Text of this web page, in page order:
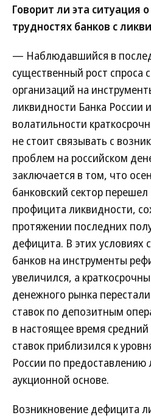
Говорит ли эта ситуация
трудностях банков с
— Наблюдавшийся в
существенный рост спроса
организаций на
ликвидности Банка России
волатильности
не стоит связывать с
проблем на российском
заключается в том, что
банковский сектор
профицита ликвидности,
протяжении последних
дефицита. В этих условиях
банков на инструменты
увеличился, а
денежного рынка
ставок по депозитным
в настоящее время
ставок приблизился к
России по предоставлению
аукционной основе.
Возникновение дефицита